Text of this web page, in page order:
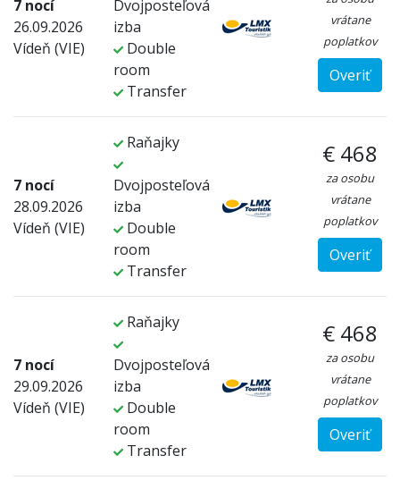
7 nocí
26.09.2026
Vídeň (VIE)
Dvojposteľová
izba
Double
room
Transfer
vrátane
poplatkov
Overiť
7 nocí
28.09.2026
Vídeň (VIE)
Raňajky
Dvojposteľová
izba
Double
room
Transfer
€ 468
za osobu
vrátane
poplatkov
Overiť
7 nocí
29.09.2026
Vídeň (VIE)
Raňajky
Dvojposteľová
izba
Double
room
Transfer
€ 468
za osobu
vrátane
poplatkov
Overiť